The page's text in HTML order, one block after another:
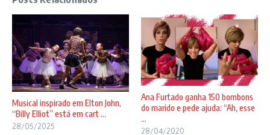
Musical inspirado em Elton John,
“Billy Elliot” está em cart ...
28/05/2025
Ana Furtado ganha 150 bombons
do marido e pede ajuda: “Ah, esse
...
28/04/2020